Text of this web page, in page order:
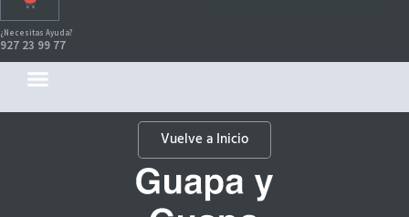
¿Necesitas Ayuda?
927 23 99 77
Vuelve a Inicio